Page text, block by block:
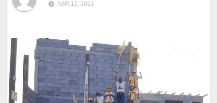
ABR 12, 2021